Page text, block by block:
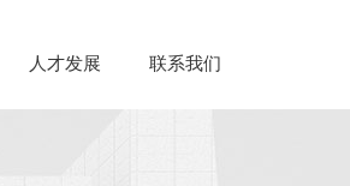
人才发展 联系我们